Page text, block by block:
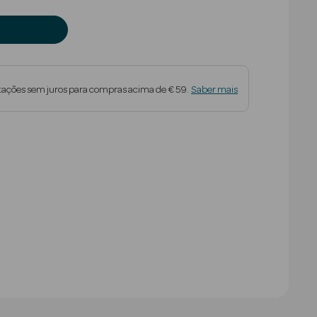
sem juros para compras acima de € 59. Saber mais